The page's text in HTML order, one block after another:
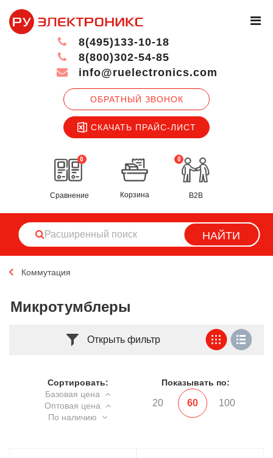
ОБРАТНЫЙ ЗВОНОК
СКАЧАТЬ ПРАЙС-ЛИСТ
8(495)133-10-18
8(800)302-54-85
info@ruelectronics.com
0
Сравнение
0
Корзина B2B
НАЙТИ
Коммутация
Микротумблеры
Открыть фильтр
Сортировать:
Базовая цена
Оптовая цена
По наличию
Показывать по:
20 60 100